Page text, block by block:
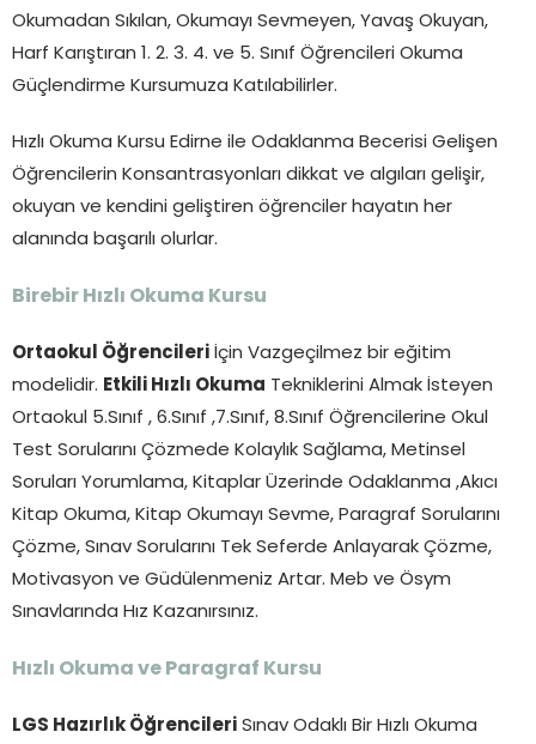
Okumadan Sıkılan, Okumayı Sevmeyen, Yavaş Okuyan,
Harf Karıştıran 1. 2. 3. 4. ve 5. Sınıf Öğrencileri Okuma
Güçlendirme Kursumuza Katılabilirler.
Hızlı Okuma Kursu Edirne ile Odaklanma Becerisi Gelişen
Öğrencilerin Konsantrasyonları dikkat ve algıları gelişir,
okuyan ve kendini geliştiren öğrenciler hayatın her
alanında başarılı olurlar.
Birebir Hızlı Okuma Kursu
Ortaokul Öğrencileri
İçin Vazgeçilmez bir eğitim
modelidir. Etkili Hızlı Okuma Tekniklerini Almak İsteyen
Ortaokul 5.Sınıf , 6.Sınıf ,7.Sınıf, 8.Sınıf Öğrencilerine Okul
Test Sorularını Çözmede Kolaylık Sağlama, Metinsel
Soruları Yorumlama, Kitaplar Üzerinde Odaklanma ,Akıcı
Kitap Okuma, Kitap Okumayı Sevme, Paragraf Sorularını
Çözme, Sınav Sorularını Tek Seferde Anlayarak Çözme,
Motivasyon ve Güdülenmeniz Artar. Meb ve Ösym
Sınavlarında Hız Kazanırsınız.
Hızlı Okuma ve Paragraf Kursu
LGS Hazırlık Öğrencileri Sınav Odaklı Bir Hızlı Okuma